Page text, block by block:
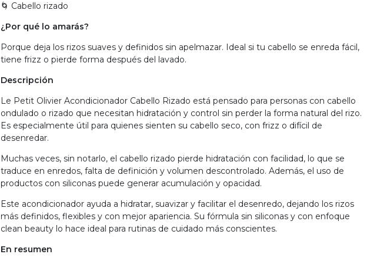
🌀 Cabello rizado
¿Por qué lo amarás?
Porque deja los rizos suaves y definidos sin apelmazar. Ideal si tu cabello se enreda fácil,
tiene frizz o pierde forma después del lavado.
Descripción
Le Petit Olivier Acondicionador Cabello Rizado está pensado para personas con cabello
ondulado o rizado que necesitan hidratación y control sin perder la forma natural del rizo.
Es especialmente útil para quienes sienten su cabello seco, con frizz o difícil de
desenredar.
Muchas veces, sin notarlo, el cabello rizado pierde hidratación con facilidad, lo que se
traduce en enredos, falta de definición y volumen descontrolado. Además, el uso de
productos con siliconas puede generar acumulación y opacidad.
Este acondicionador ayuda a hidratar, suavizar y facilitar el desenredo, dejando los rizos
más definidos, flexibles y con mejor apariencia. Su fórmula sin siliconas y con enfoque
clean beauty lo hace ideal para rutinas de cuidado más conscientes.
En resumen